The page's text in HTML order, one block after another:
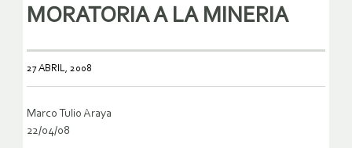
MORATORIA A LA MINERIA
27 ABRIL, 2008
Marco Tulio Araya
22/04/08